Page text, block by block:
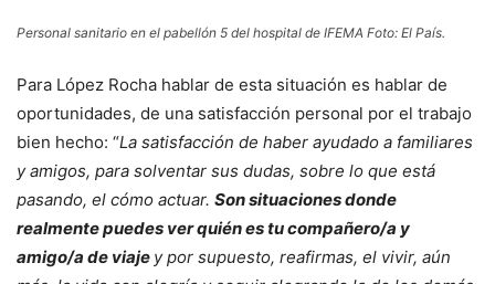
Personal sanitario en el pabellón 5 del hospital de IFEMA Foto: El País.
Para López Rocha hablar de esta situación es hablar de
oportunidades, de una satisfacción personal por el trabajo
bien hecho: “La satisfacción de haber ayudado a familiares
y amigos, para solventar sus dudas, sobre lo que está
pasando, el cómo actuar. Son situaciones donde
realmente puedes ver quién es tu compañero/a y
amigo/a de viaje y por supuesto, reafirmas, el vivir, aún